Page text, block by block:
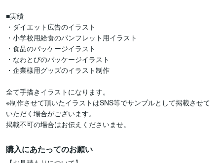
■実績
・ダイエット広告のイラスト
・小学校用給食のパンフレット用イラスト
・食品のパッケージイラスト
・なわとびのパッケージイラスト
・企業様用グッズのイラスト制作
全て手描きイラストになります。
※制作させて頂いたイラストはSNS等でサンプルとして掲載させて
いただく場合がございます。
掲載不可の場合はお伝えくださいませ。
購入にあたってのお願い